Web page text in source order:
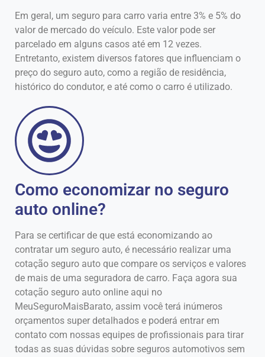
Em geral, um seguro para carro varia entre 3% e 5% do
valor de mercado do veículo. Este valor pode ser
parcelado em alguns casos até em 12 vezes.
Entretanto, existem diversos fatores que influenciam o
preço do seguro auto, como a região de residência,
histórico do condutor, e até como o carro é utilizado.
Como economizar no seguro
auto online?
Para se certificar de que está economizando ao
contratar um seguro auto, é necessário realizar uma
cotação seguro auto que compare os serviços e valores
de mais de uma seguradora de carro. Faça agora sua
cotação seguro auto online aqui no
MeuSeguroMaisBarato, assim você terá inúmeros
orçamentos super detalhados e poderá entrar em
contato com nossas equipes de profissionais para tirar
todas as suas dúvidas sobre seguros automotivos sem